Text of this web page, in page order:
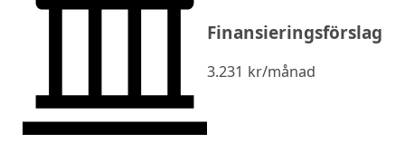
Finansieringsförslag
3.231 kr/månad